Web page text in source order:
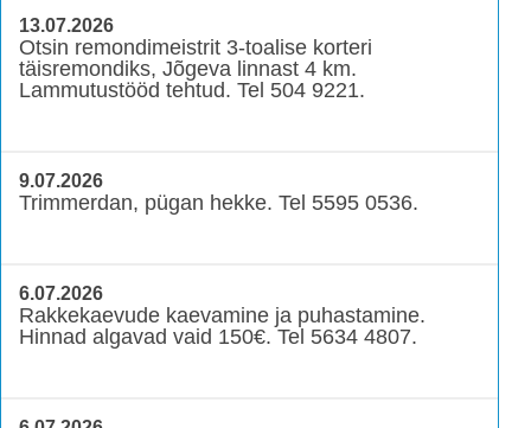
13.07.2026
Otsin remondimeistrit 3-toalise korteri
täisremondiks, Jõgeva linnast 4 km.
Lammutustööd tehtud. Tel 504 9221.
9.07.2026
Trimmerdan, pügan hekke. Tel 5595 0536.
6.07.2026
Rakkekaevude kaevamine ja puhastamine.
Hinnad algavad vaid 150€. Tel 5634 4807.